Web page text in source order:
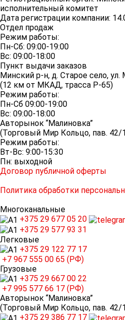
исполнительный комитет
Дата регистрации компании:
Отдел продаж
Режим работы:
Пн-Сб: 09:00-19:00
Вс: 09:00-18:00
Пункт выдачи заказов
Минский р-н, д. Старое село, ул.
(12 км от МКАД, трасса P-65)
Режим работы:
Пн-Сб 09:00-19:00
Вс: 09:00-18:00
Авторынок “Малиновка”
(Торговый Мир Кольцо, пав. 42/
Режим работы:
Вт-Вс: 9:00-15:30
Пн: выходной
Договор публичной оферты
Политика обработки
Многоканальные
+375 29 677 05 20
+375 29 577 93 31
Легковые
+375 29 122 77 17
+7 967 555 00 65 (РФ)
Грузовые
+375 29 667 00 22
+7 995 577 66 17 (РФ)
Авторынок “Малиновка”
(Торговый Мир Кольцо, пав. 42/
+375 29 386 77 17